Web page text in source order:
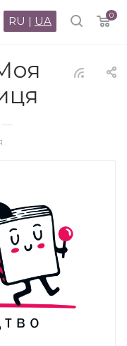
0
RU | UA
—